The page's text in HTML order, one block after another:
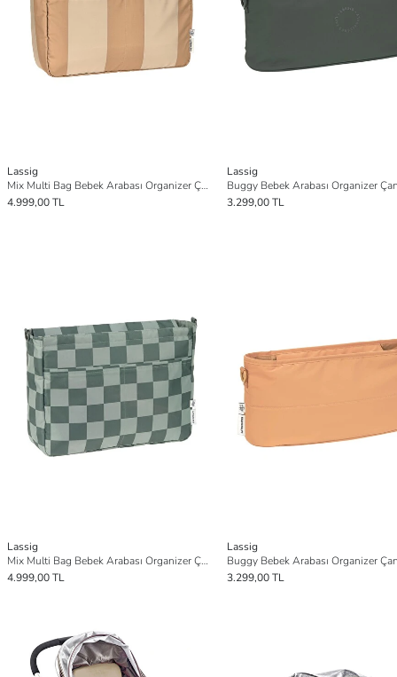
Lassig
Mix Multi Bag Bebek Arabası Organizer Çanta Camel
4.999,00 TL
Lassig
3.299,00 TL
Lassig
Mix Multi Bag Bebek Arabası Organizer Çanta Green/Olive
4.999,00 TL
Lassig
3.299,00 TL